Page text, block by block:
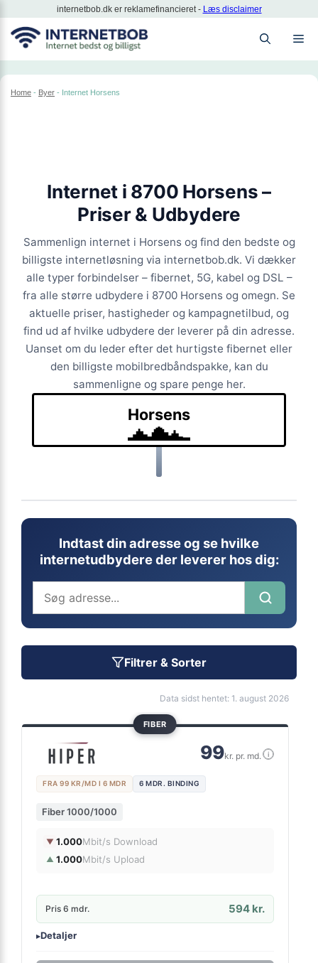
indhold
internetbob.dk er reklamefinancieret - Læs disclaimer
Home - Byer - Internet Horsens
Internet i 8700 Horsens–
Priser & Udbydere
Sammenlign internet i Horsens og find den bedste og
billigste internetløsning via internetbob.dk. Vi dækker
alle typer forbindelser – fibernet, 5G, kabel og DSL –
fra alle større udbydere i 8700 Horsens og omegn. Se
aktuelle priser, hastigheder og kampagnetilbud, og
find ud af hvilke udbydere der leverer på din adresse.
Uanset om du leder efter det hurtigste fibernet eller
den billigste mobilbredbåndspakke, kan du
sammenligne og spare penge her.
Horsens
Indtast din adresse og se hvilke
internetudbydere der leverer hos dig:
Filtrer & Sorter
Data sidst hentet: 1. august 2026
FIBER
99kr. pr. md. i
FRA 99 KR/MD I 6 MDR 6 MDR. BINDING
Fiber 1000/1000
▼ 1.000Mbit/s Download
▲ 1.000Mbit/s Upload
Pris 6 mdr. 594 kr.
▸Detaljer